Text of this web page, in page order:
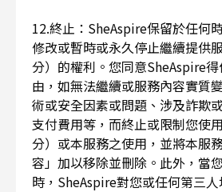
12.終止：SheAspire保留於任何
修改或暫時或永久停止繼續提供
分）的權利。您同意SheAspire
由，如無法繼續或服務內容實質
術或安全因素或問題、涉及詐欺
支付費用等，而終止或限制您使
分）或本服務之使用，並將本服
容」加以移除並刪除。此外，當
時，SheAspire對您或任何第三人